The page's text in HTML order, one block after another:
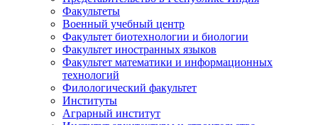
Факультеты
Военный учебный центр
Факультет биотехнологии и биологии
Факультет иностранных языков
Факультет математики и информационных
технологий
Филологический факультет
Институты
Аграрный институт